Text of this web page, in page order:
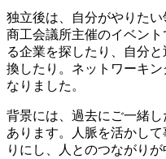
独立後は、自分がやりた
商工会議所主催のイベン
る企業を探したり、自分
換したり。 ネットワーキ
なりました。
背景には、過去にご一緒
あります。
人脈を活かし
りにし、
人とのつながり